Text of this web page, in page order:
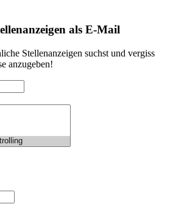
als E-Mail
Stellenanzeigen suchst und vergiss
anzugeben!